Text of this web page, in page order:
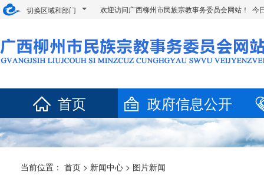
切换区域和部门 欢迎访问广西柳州市民族宗教事务委员会网站！ 今
首页 政府信息公开
当前位置： 首页 > 新闻中心 > 图片新闻